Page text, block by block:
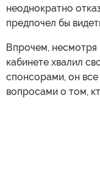
неоднократно
предпочел бы
Впрочем, несмотря
кабинете хвалил
спонсорами, он
вопросами о том,